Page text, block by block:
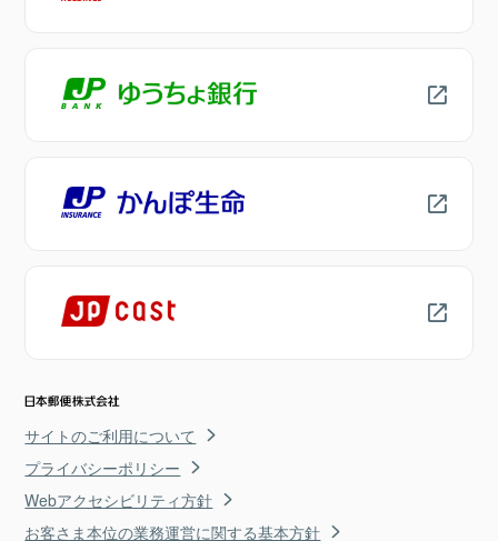
サイトのご利用について
プライバシーポリシー
Webアクセシビリティ方針
お客さま本位の業務運営に関する基本方針